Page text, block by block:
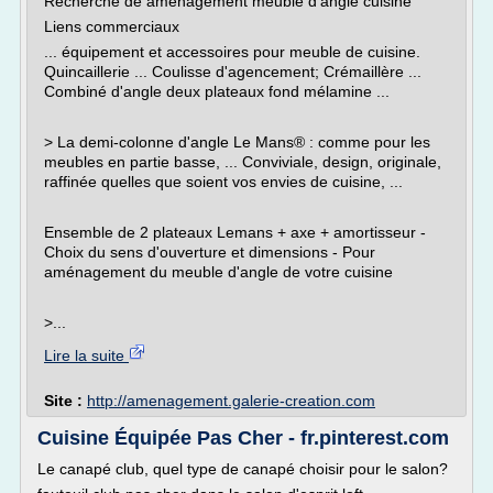
Liens commerciaux
... équipement et accessoires pour meuble de cuisine.
Quincaillerie ... Coulisse d'agencement; Crémaillère ...
Combiné d'angle deux plateaux fond mélamine ...
> La demi-colonne d'angle Le Mans® : comme pour les
meubles en partie basse, ... Conviviale, design, originale,
raffinée quelles que soient vos envies de cuisine, ...
Ensemble de 2 plateaux Lemans + axe + amortisseur -
Choix du sens d'ouverture et dimensions - Pour
aménagement du meuble d'angle de votre cuisine
>...
Lire la suite
Site : http://amenagement.galerie-creation.com
Cuisine Équipée Pas Cher - fr.pinterest.com
Le canapé club, quel type de canapé choisir pour le salon?